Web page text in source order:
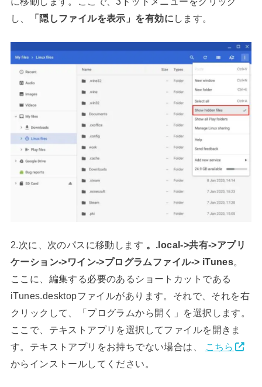
し、
「隠しファイルを表示」を有効に します。
2.次に、次のパスに移動します 。.local->共有->アプリ
ケーション->ワイン->プログラムファイル-> iTunes。
ここに、編集する必要のあるショートカットである
iTunes.desktopファイルがあります。それで、それを右
クリックして、「プログラムから開く」を選択します。
ここで、テキストアプリを選択してファイルを開きま
す。テキストアプリをお持ちでない場合は、
こちら
からインストールしてください。